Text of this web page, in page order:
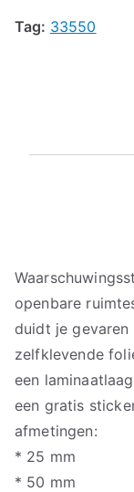
Tag: 33550
openbare
duidt je gevaren
zelfklevende
een
een gratis
afmetingen:
* 25 mm
* 50 mm